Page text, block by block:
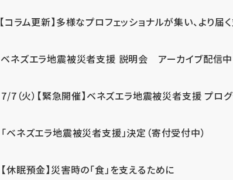
【コラム更新】多様なプロフェッショナルが集い、より届
ベネズエラ地震被災者支援 説明会 アーカイブ配信中
7/7（火）【緊急開催】ベネズエラ地震被災者支援 プロ
「ベネズエラ地震被災者支援」決定（寄付受付中）
【休眠預金】災害時の「食」を支えるために